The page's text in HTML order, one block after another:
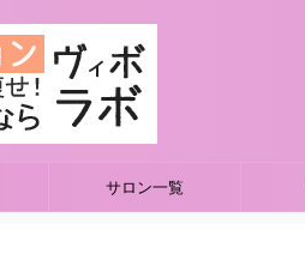
サロン一覧